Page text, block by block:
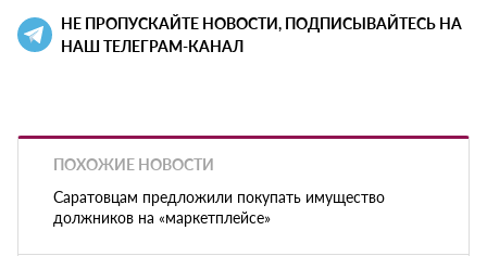
НЕ ПРОПУСКАЙТЕ НОВОСТИ, ПОДПИСЫВАЙТЕСЬ НА
НАШ ТЕЛЕГРАМ-КАНАЛ
ПОХОЖИЕ НОВОСТИ
Саратовцам предложили покупать имущество
должников на «маркетплейсе»